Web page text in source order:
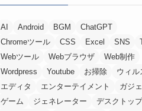
AI Android BGM
ChatGPT
Chromeツール
CSS Excel SNS
Webツール
Webブラウザ
Web制作
Wordpress
Youtube お掃除
ウィル
エディタ
エンターテイメント
ガジ
ゲーム
ジェネレーター
デスクトップ